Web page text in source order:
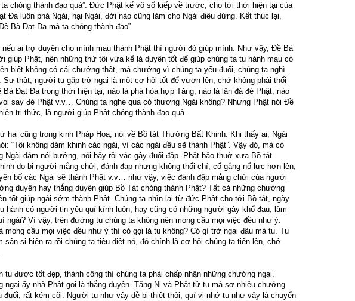
chóng thành đạo quả”. Đức Phật kể vô số kiếp về trước, cho tới thời hiện tại của
Đa luôn phá Ngài, hại Ngài, đời nào cũng làm cho Ngài điêu đứng. Kết thúc lại,
Bà Đạt Đa mà ta chóng thành đạo”.
ai trợ duyên cho mình mau thành Phật thì người đó giúp mình. Như vậy, Đề Bà
giúp Phật, nên những thứ tôi vừa kể là duyên tốt để giúp chúng ta tu hành mau có
biết không có cái chướng thật, mà chướng vì chúng ta yếu đuối, chúng ta nghĩ
Sự thật, người tu gặp trở ngại là một cơ hội tốt để vươn lên, chớ không phải thối
Bà Đạt Đa trong thời hiện tại, nào là phá hòa hợp Tăng, nào là lăn đá đè Phật, nào
say đè Phật v.v… Chúng ta nghe qua có thương Ngài không? Nhưng Phật nói Đề
tri thức, là người giúp Phật chóng thành đạo quả.
hai cũng trong kinh Pháp Hoa, nói về Bồ tát Thường Bất Khinh. Khi thấy ai, Ngài
“Tôi không dám khinh các ngài, vì các ngài đều sẽ thành Phật”. Vậy đó, mà có
Ngài dám nói bướng, nói bậy rồi vác gậy đuổi đập. Phật bảo thuở xưa Bồ tát
do bị người mắng chửi, đánh đạp nhưng không thối chí, cố gắng nổ lực hơn lên,
bố các Ngài sẽ thành Phật v.v… như vậy, việc đánh đập mắng chửi của người
duyên hay thắng duyên giúp Bồ Tát chóng thành Phật? Tất cả những chướng
tốt giúp ngài sớm thành Phật. Chúng ta nhìn lại từ đức Phật cho tới Bồ tát, ngày
hành có người tin yêu quí kính luôn, hay cũng có những người gây khổ đau, làm
ngài? Vì vậy, trên đường tu chúng ta không nên mong cầu mọi việc đều như ý.
mong cầu mọi việc đều như ý thì có gọi là tu không? Có gì trở ngại đâu mà tu. Tu
sân si hiện ra rồi chúng ta tiêu diệt nó, đó chính là cơ hội chúng ta tiến lên, chớ
tu được tốt đẹp, thành công thì chúng ta phải chấp nhận những chướng ngại.
ngại ấy nhà Phật gọi là thắng duyên. Tăng Ni và Phật tử tu mà sợ nhiều chướng
đuối, rất kém cõi. Người tu như vậy dễ bị thiệt thòi, quí vị nhớ tu như vậy là chuyển